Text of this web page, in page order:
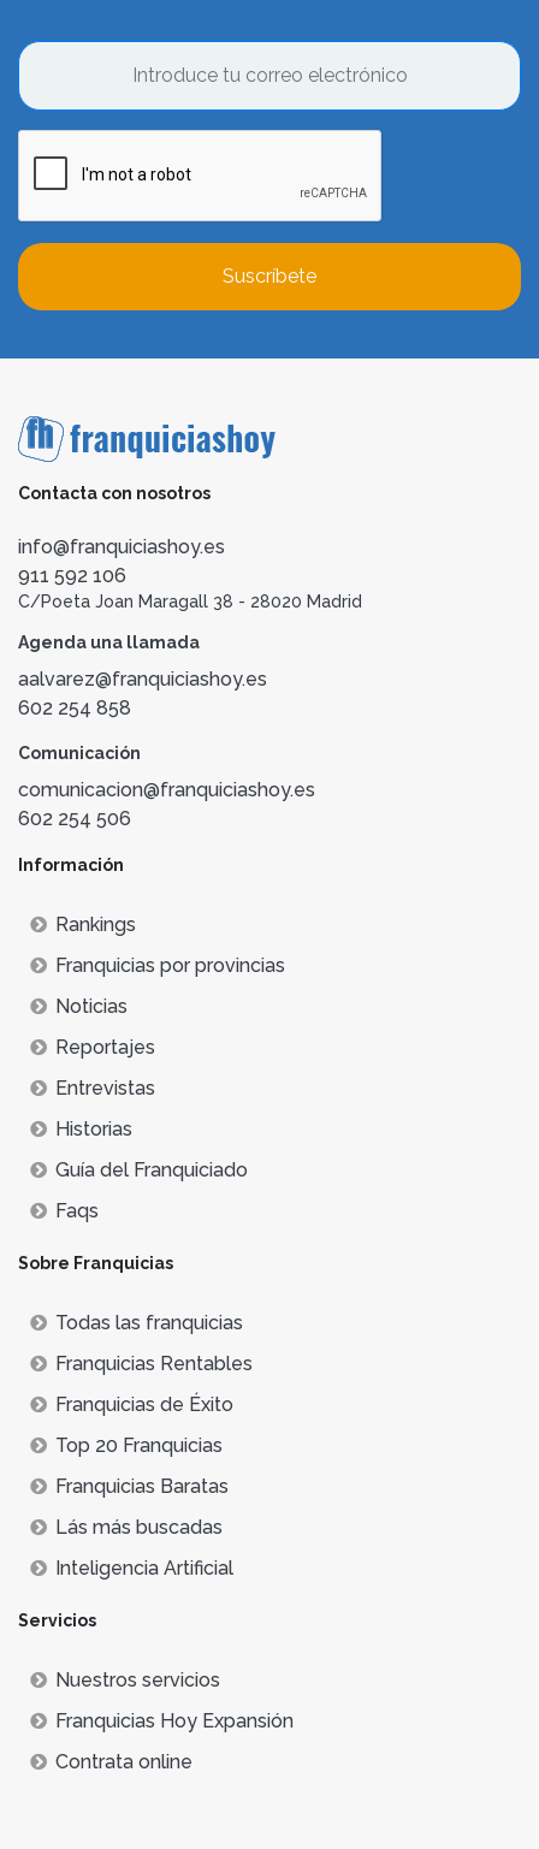
Suscríbete
Contacta con nosotros
info@franquiciashoy.es
911 592 106
C/Poeta Joan Maragall 38 - 28020 Madrid
Agenda una llamada
aalvarez@franquiciashoy.es
602 254 858
Comunicación
comunicacion@franquiciashoy.es
602 254 506
Información
Rankings
Franquicias por provincias
Noticias
Reportajes
Entrevistas
Historias
Guía del Franquiciado
Faqs
Sobre Franquicias
Todas las franquicias
Franquicias Rentables
Franquicias de Éxito
Top 20 Franquicias
Franquicias Baratas
Lás más buscadas
Inteligencia Artificial
Servicios
Nuestros servicios
Franquicias Hoy Expansión
Contrata online